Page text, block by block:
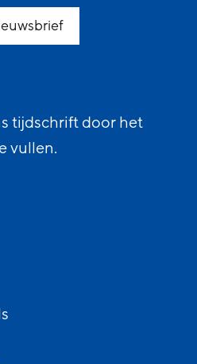
tijdschrift door het
vullen.